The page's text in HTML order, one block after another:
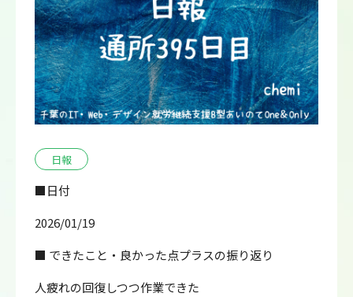
日報
■日付
2026/01/19
■ できたこと・良かった点プラスの振り返り
人疲れの回復しつつ作業できた